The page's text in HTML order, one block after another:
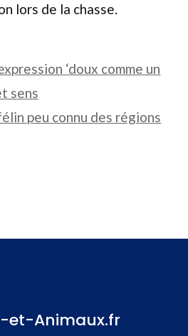
lors de la chasse.
‘doux comme un
sens
peu connu des régions
et-Animaux.fr